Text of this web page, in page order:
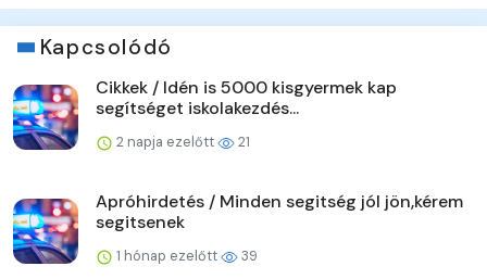
Kapcsolódó
Cikkek / Idén is 5000 kisgyermek kap
segítséget iskolakezdés...
2 napja ezelőtt 21
Apróhirdetés / Minden segitség jól jön,kérem
segitsenek
1 hónap ezelőtt 39